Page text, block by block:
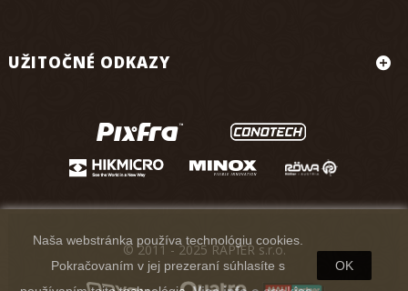
UŽITOČNÉ ODKAZY
Naša webstránka používa technológiu cookies.
Pokračovaním v jej prezeraní súhlasíte s
OK
© 2011 - 2025 RAPIER s.r.o.